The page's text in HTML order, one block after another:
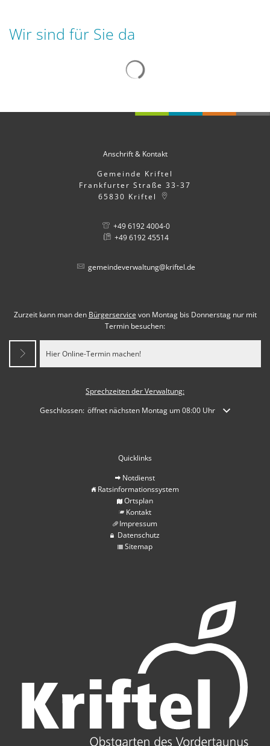
Wir sind für Sie da
Anschrift & Kontakt
Gemeinde Kriftel
Frankfurter Straße 33-37
65830 Kriftel
+49 6192 4004-0
+49 6192 45514
gemeindeverwaltung@kriftel.de
Zurzeit kann man den Bürgerservice von Montag bis Donnerstag nur mit
Termin besuchen:
Hier Online-Termin machen!
Sprechzeiten der Verwaltung:
Klicken, um weitere Öffnungs- oder Schließzeiten auszublenden
Geschlossen: öffnet nächsten Montag um 08:00 Uhr
Quicklinks
Notdienst
Ratsinformationssystem
Ortsplan
Kontakt
Impressum
Datenschutz
Sitemap